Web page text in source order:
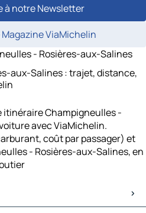
à notre Newsletter
ViaMichelin
- Rosières-aux-Salines
aux-Salines : trajet, distance,
Champigneulles -
avec ViaMichelin.
coût par passager) et
- Rosières-aux-Salines, en